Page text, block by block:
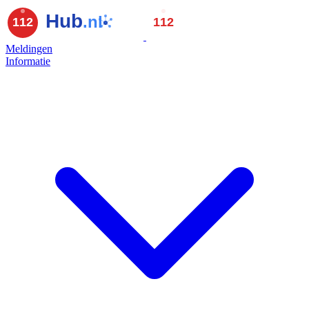
Meldingen
Informatie